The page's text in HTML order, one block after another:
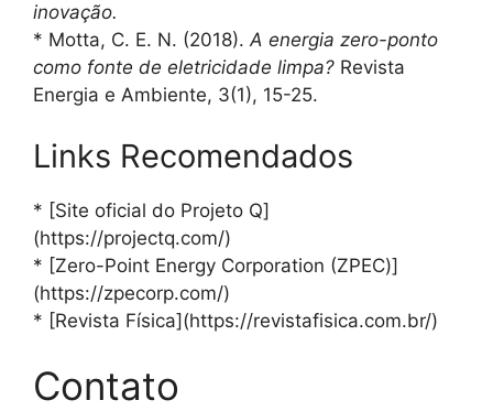
inovação.
* Motta, C. E. N. (2018).A energia zero-ponto
como fonte de eletricidade limpa? Revista
Energia e Ambiente, 3(1), 15-25.
Links Recomendados
* [Site oficial do Projeto Q]
(https://projectq.com/)
* [Zero-Point Energy Corporation (ZPEC)]
(https://zpecorp.com/)
* [Revista Física](https://revistafisica.com.br/)
Contato